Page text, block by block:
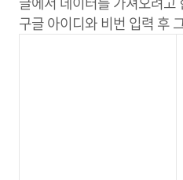
구글 아이디와 비번 입력 후